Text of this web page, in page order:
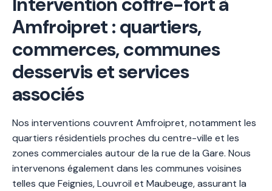
Amfroipret : quartiers,
commerces, communes
desservis et services
associés
Nos interventions couvrent Amfroipret, notamment les
quartiers résidentiels proches du centre-ville et les
zones commerciales autour de la rue de la Gare. Nous
intervenons également dans les communes voisines
telles que Feignies, Louvroil et Maubeuge, assurant la